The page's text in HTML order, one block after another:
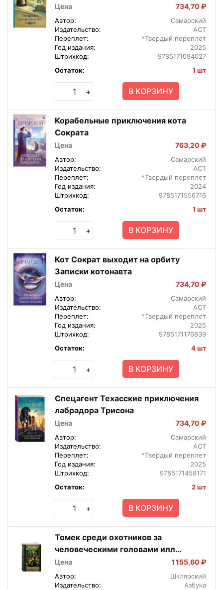
Цена 734,70 ₽
Автор:
Самарский
Издательство:
АСТ
Переплет:
*Твердый переплет
Год издания:
2025
Штрихкод:
9785171094027
Остаток:
1 шт
+ В КОРЗИНУ
Корабельные приключения кота
Сократа
Цена 763,20 ₽
Автор:
Самарский
Издательство:
АСТ
Переплет:
*Твердый переплет
Год издания:
2024
Штрихкод:
9785171556716
Остаток:
1 шт
+ В КОРЗИНУ
Кот Сократ выходит на орбиту
Записки котонавта
Цена 734,70 ₽
Автор:
Самарский
Издательство:
АСТ
Переплет:
*Твердый переплет
Год издания:
2025
Штрихкод:
9785171176839
Остаток:
4 шт
+ В КОРЗИНУ
Спецагент Техасские приключения
лабрадора Трисона
Цена 734,70 ₽
Автор:
Самарский
Издательство:
АСТ
Переплет:
*Твердый переплет
Год издания:
2025
Штрихкод:
9785171458171
Остаток:
2 шт
+ В КОРЗИНУ
Томек среди охотников за
человеческими головами илл
Канивца МП
Цена 1 155,60 ₽
Автор:
Шклярский
Издательство:
Азбука